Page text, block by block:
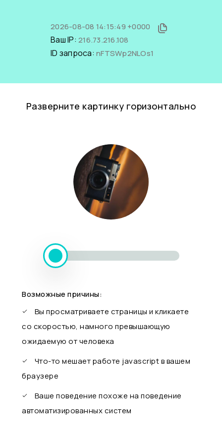
2026-08-08 14:15:49 +0000
Ваш IP: 216.73.216.108
ID запроса: nFTSWp2NLOs1
Разверните картинку горизонтально
Возможные причины:
Вы просматриваете страницы и кликаете
со скоростью, намного превышающую
ожидаемую от человека
Что-то мешает работе javascript в вашем
браузере
Ваше поведение похоже на поведение
автоматизированных систем